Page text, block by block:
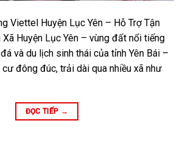
Viettel Huyện Lục Yên – Hỗ Trợ Tận
Huyện Lục Yên – vùng đất nổi tiếng
và du lịch sinh thái của tỉnh Yên Bái –
đông đúc, trải dài qua nhiều xã như
ĐỌC TIẾP →